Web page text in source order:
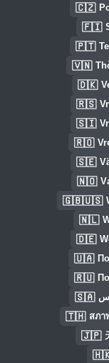
🇨🇿
🇫🇮
🇵🇹
🇻🇳
🇩🇰
🇷🇸
🇸🇮
🇷🇴
🇸🇪
🇳🇴
🇬🇧🇺🇸
🇳🇱
🇩🇪
🇺🇦
🇷🇺
🇸🇦
🇹🇭 สภา
🇯🇵